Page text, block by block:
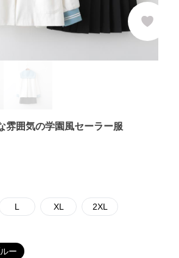
雰囲気の学園風セーラー服
L XL 2XL
ー